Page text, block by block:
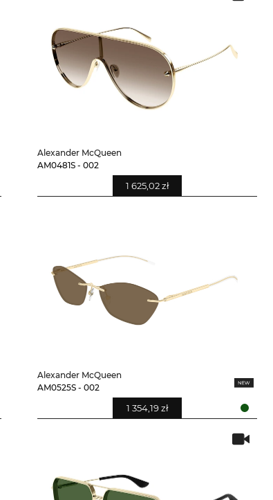
Alexander McQueen
AM0481S - 002
1 625,02 zł
Alexander McQueen
AM0525S - 002
1 354,19 zł